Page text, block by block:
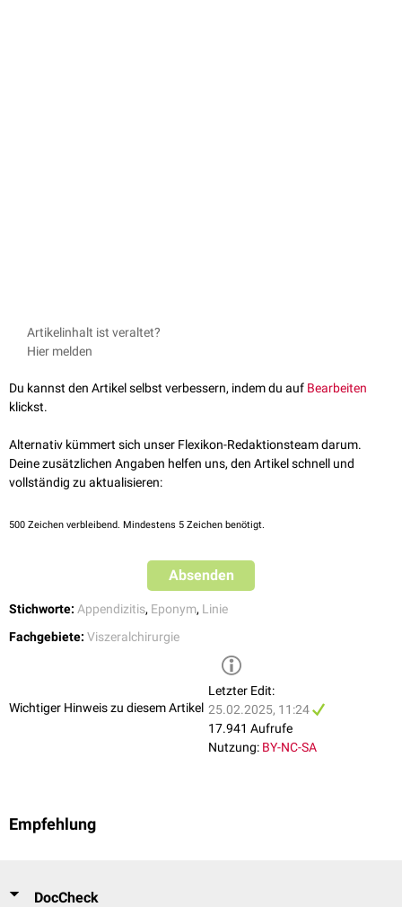
Artikelinhalt ist veraltet?
Hier melden
Du kannst den Artikel selbst verbessern, indem du auf Bearbeiten
klickst.
Alternativ kümmert sich unser Flexikon-Redaktionsteam darum.
Deine zusätzlichen Angaben helfen uns, den Artikel schnell und
vollständig zu aktualisieren:
500 Zeichen verbleibend. Mindestens 5 Zeichen benötigt.
Absenden
Stichworte: Appendizitis, Eponym, Linie
Fachgebiete: Viszeralchirurgie
Wichtiger Hinweis zu diesem Artikel
Letzter Edit:
25.02.2025, 11:24
17.941 Aufrufe
Nutzung: BY-NC-SA
Empfehlung
DocCheck